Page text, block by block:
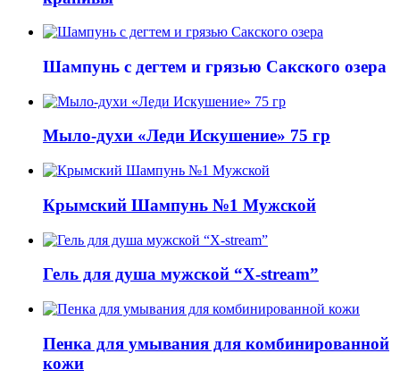
Шампунь с дегтем и грязью Сакского озера
Мыло-духи «Леди Искушение» 75 гр
Крымский Шампунь №1 Мужской
Гель для душа мужской “X-stream”
Пенка для умывания для комбинированной
кожи